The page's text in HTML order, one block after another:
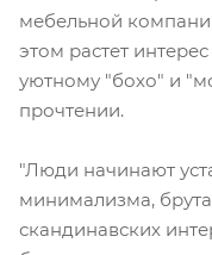
мебельной
этом растет
уютному "бохо" и
прочтении.
"Люди начинают
минимализма,
скандинавских